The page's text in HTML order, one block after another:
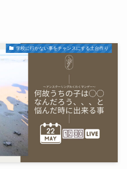
学校に行かない事をチャンスにする土台作り